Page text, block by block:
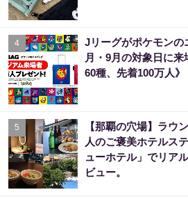
4
Jリーグがポケモンの
月・9月の対象日に
60種、先着100万人》
5
【那覇の穴場】ラウ
人のご褒美ホテルス
ューホテル」でリア
ビュー。